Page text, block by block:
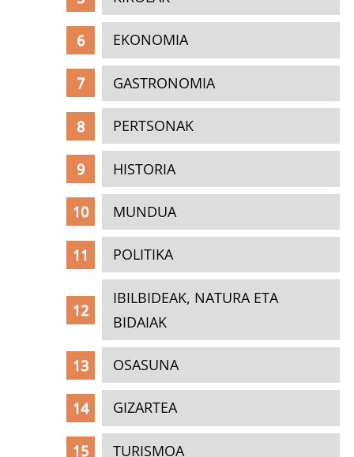
EKONOMIA
GASTRONOMIA
PERTSONAK
HISTORIA
MUNDUA
POLITIKA
IBILBIDEAK, NATURA ETA
BIDAIAK
OSASUNA
GIZARTEA
TURISMOA